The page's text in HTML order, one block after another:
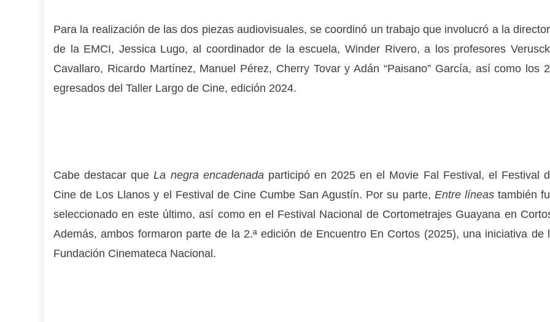
Para la realización de las dos piezas audiovisuales, se coordinó un trabajo que involucró a la
de la EMCI, Jessica Lugo, al coordinador de la escuela, Winder Rivero, a los profesores
Cavallaro, Ricardo Martínez, Manuel Pérez, Cherry Tovar y Adán “Paisano” García, así como los
egresados del Taller Largo de Cine, edición 2024.
Cabe destacar queLa negra encadenadaparticipó en 2025 en el Movie Fal Festival, el Festival
Cine de Los Llanos y el Festival de Cine Cumbe San Agustín. Por su parte, Entre líneastambién
seleccionado en este último, así como en el Festival Nacional de Cortometrajes Guayana en
Además, ambos formaron parte de la 2.ª edición de Encuentro En Cortos (2025), una iniciativa de
Fundación Cinemateca Nacional.